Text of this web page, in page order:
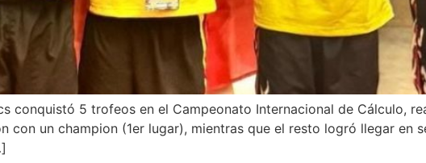
conquistó 5 trofeos en el Campeonato Internacional de Cálculo,
con un champion (1er lugar), mientras que el resto logró llegar en